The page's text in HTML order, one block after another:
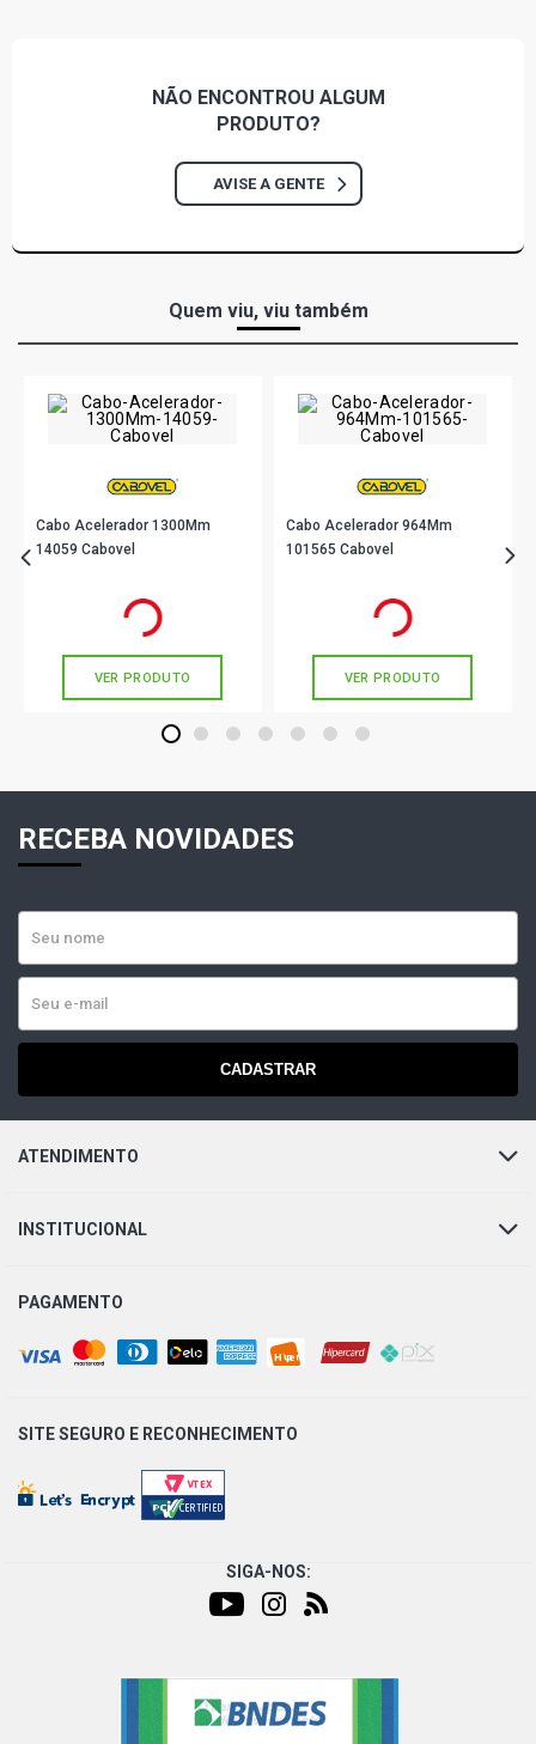
NÃO ENCONTROU ALGUM
PRODUTO?
AVISE A GENTE
Quem viu, viu também
Cabo Acelerador 1300Mm
14059 Cabovel
em até 1x de
VER PRODUTO
Cabo Acelerador 964Mm
101565 Cabovel
em até 1x de
VER PRODUTO
1 2 3 4 5 6 7
RECEBA NOVIDADES
CADASTRAR
ATENDIMENTO
INSTITUCIONAL
PAGAMENTO
SITE SEGURO E RECONHECIMENTO
SIGA-NOS: